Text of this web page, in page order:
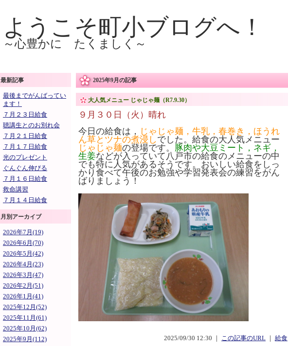
ようこそ町小ブログへ！
～心豊かに たくましく～
最新記事
最後までがんばってい
ます！
７月２３日給食
聴講生とのお別れ会
７月２１日給食
７月１７日給食
光のプレゼント
ぐんぐん伸びる
７月１６日給食
救命講習
７月１４日給食
月別アーカイブ
2026年7月(19)
2026年6月(70)
2026年5月(42)
2026年4月(23)
2026年3月(47)
2026年2月(51)
2026年1月(41)
2025年12月(52)
2025年11月(61)
2025年10月(62)
2025年9月(112)
2025年9月の記事
大人気メニュー じゃじゃ麺（R7.9.30）
９月３０日（火）晴れ
今日の給食は， じゃじゃ麺，牛乳，春巻き，ほうれ
ん草とツナの煮浸し でした。給食の大人気メニュー
じゃじゃ麺の登場です。 豚肉や大豆ミート，ネギ，
生姜などが入っていて八戸市の給食のメニューの中
でも特に人気があるそうです。おいしい給食をしっ
かり食べて午後のお勉強や学習発表会の練習をがん
ばりましょう！
2025/09/30 12:30 ｜ この記事のURL 給食